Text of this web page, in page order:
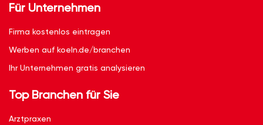
Für Unternehmen
Firma kostenlos eintragen
Werben auf koeln.de/branchen
Ihr Unternehmen gratis analysieren
Top Branchen für Sie
Arztpraxen